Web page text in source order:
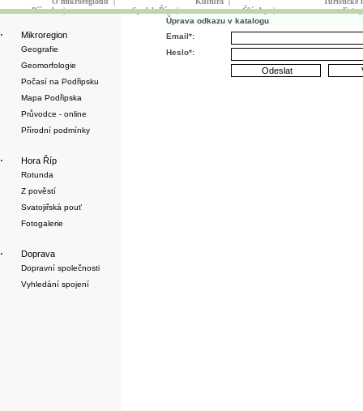
Příroda| Spolek Říp| Články|
· Mikroregion
Geografie
Geomorfologie
Počasí na Podřipsku
Mapa Podřipska
Průvodce - online
Přírodní podmínky
· Hora Říp
Rotunda
Z pověstí
Svatojiřská pouť
Fotogalerie
· Doprava
Dopravní společnosti
Vyhledání spojení
Úprava odkazu v katalogu
Email*:
Heslo*: